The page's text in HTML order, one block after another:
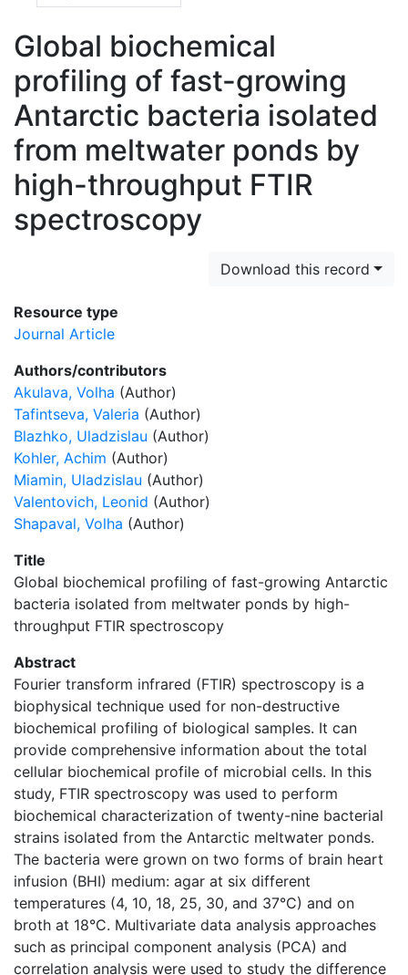
Global biochemical
profiling of fast-growing
Antarctic bacteria isolated
from meltwater ponds by
high-throughput FTIR
spectroscopy
Download this record
Resource type
Journal Article
Authors/contributors
Akulava, Volha (Author)
Tafintseva, Valeria (Author)
Blazhko, Uladzislau (Author)
Kohler, Achim (Author)
Miamin, Uladzislau (Author)
Valentovich, Leonid (Author)
Shapaval, Volha (Author)
Title
Global biochemical profiling of fast-growing Antarctic
bacteria isolated from meltwater ponds by high-
throughput FTIR spectroscopy
Abstract
Fourier transform infrared (FTIR) spectroscopy is a
biophysical technique used for non-destructive
biochemical profiling of biological samples. It can
provide comprehensive information about the total
cellular biochemical profile of microbial cells. In this
study, FTIR spectroscopy was used to perform
biochemical characterization of twenty-nine bacterial
strains isolated from the Antarctic meltwater ponds.
The bacteria were grown on two forms of brain heart
infusion (BHI) medium: agar at six different
temperatures (4, 10, 18, 25, 30, and 37°C) and on
broth at 18°C. Multivariate data analysis approaches
such as principal component analysis (PCA) and
correlation analysis were used to study the difference